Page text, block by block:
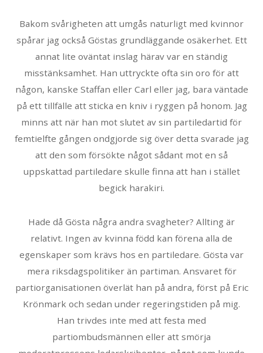
Bakom svårigheten att umgås naturligt med kvinnor
spårar jag också Göstas grundläggande osäkerhet. Ett
annat lite oväntat inslag härav var en ständig
misstänksamhet. Han uttryckte ofta sin oro för att
någon, kanske Staffan eller Carl eller jag, bara väntade
på ett tillfälle att sticka en kniv i ryggen på honom. Jag
minns att när han mot slutet av sin partiledartid för
femtielfte gången ondgjorde sig över detta svarade jag
att den som försökte något sådant mot en så
uppskattad partiledare skulle finna att han i stället
begick harakiri.
Hade då Gösta några andra svagheter? Allting är
relativt. Ingen av kvinna född kan förena alla de
egenskaper som krävs hos en partiledare. Gösta var
mera riksdagspolitiker än partiman. Ansvaret för
partiorganisationen överlät han på andra, först på Eric
Krönmark och sedan under regeringstiden på mig.
Han trivdes inte med att festa med
partiombudsmännen eller att smörja